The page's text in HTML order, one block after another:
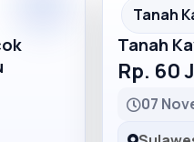
Tanah
Tanah
Rp. 60
07